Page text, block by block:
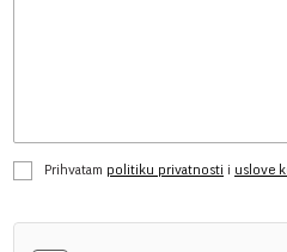
Prihvatam politiku privatnosti i uslove